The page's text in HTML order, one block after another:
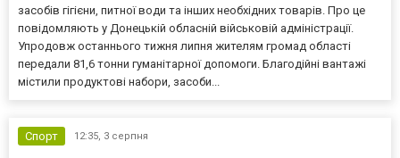
засобів гігієни, питної води та інших необхідних товарів. Про це
повідомляють у Донецькій обласній військовій адміністрації.
Упродовж останнього тижня липня жителям громад області
передали 81,6 тонни гуманітарної допомоги. Благодійні вантажі
містили продуктові набори, засоби...
Спорт 12:35, 3 серпня